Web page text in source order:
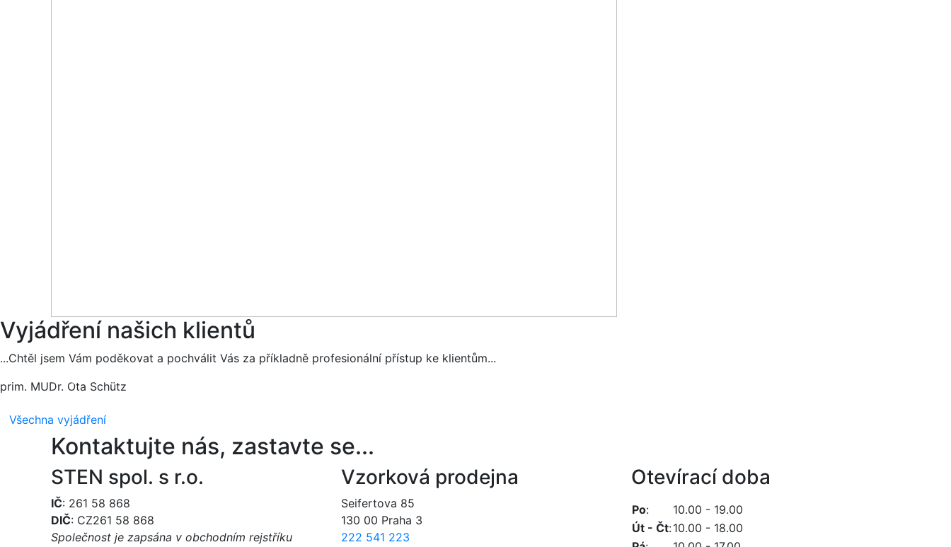
Vyjádření našich klientů
...Chtěl jsem Vám poděkovat a pochválit Vás za příkladně profesionální přístup ke klientům...
prim. MUDr. Ota Schütz
Všechna vyjádření
Kontaktujte nás, zastavte se...
STEN spol. s r.o.
IČ: 261 58 868
DIČ: CZ261 58 868
Společnost je zapsána v obchodním rejstříku
Vzorková prodejna
Seifertova 85
130 00 Praha 3
222 541 223
Otevírací doba
Po:
10.00 - 19.00
Út - Čt:10.00 - 18.00